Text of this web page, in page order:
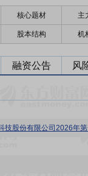
核心题材 主
股本结构 机
融资公告 风